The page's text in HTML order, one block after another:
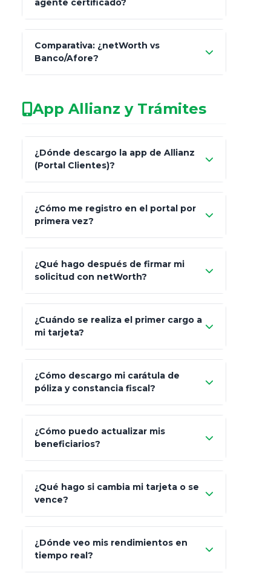
netWorth
patrimonio con asesores informales en
redes sociales.
agente certificado?
consultor técnico
legalmente facultado
Comparativa: ¿netWorth vs
Banco/Afore?
Característica netWorth (Certificado)
Fiscalidad Estrategia Art. 151 / 93
App Allianz y Trámites
¿Dónde descargo la app de Allianz
(Portal Clientes)?
Client"
App Store (iOS) Google Play
¿Cómo me registro en el portal por
primera vez?
Bienvenida
"¿Aún no tienes cuenta?
Regístrate"
¿Qué hago después de firmar mi
solicitud con netWorth?
¿Cuándo se realiza el primer cargo a
mi tarjeta?
¿Cómo descargo mi carátula de
póliza y constancia fiscal?
"Mis Pólizas" > "Documentos"
¿Cómo puedo actualizar mis
beneficiarios?
¿Qué hago si cambia mi tarjeta o se
vence?
"Link
de Cobro Seguro"
¿Dónde veo mis rendimientos en
tiempo real?